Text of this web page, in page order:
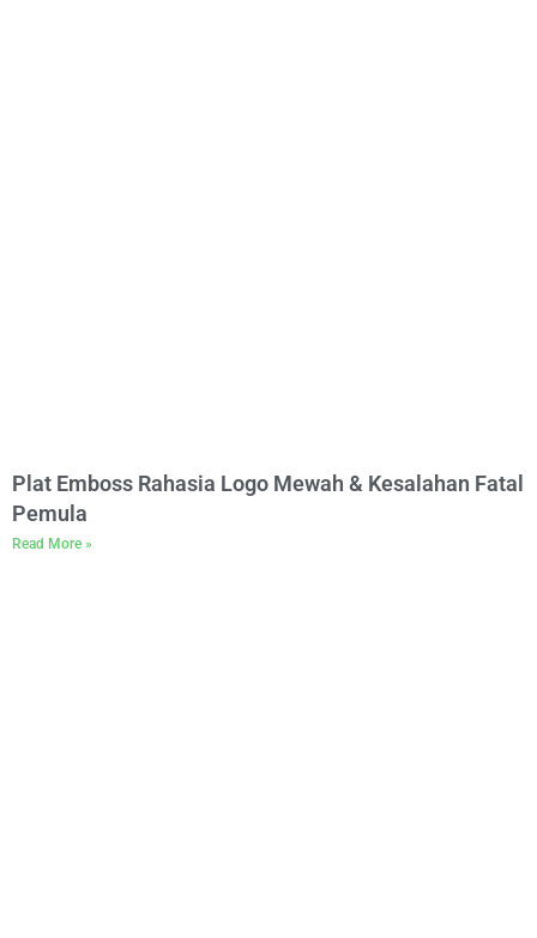
Plat Emboss Rahasia Logo Mewah & Kesalahan Fatal
Pemula
Read More »